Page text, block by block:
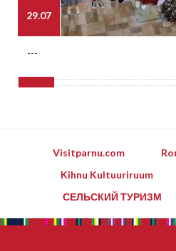
29.07
---
Visitparnu.com
Kihnu Kultuuriruum
СЕЛЬСКИЙ ТУРИЗМ